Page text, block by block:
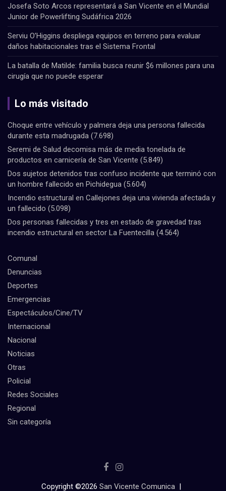
Josefa Soto Arcos representará a San Vicente en el Mundial
Junior de Powerlifting Sudáfrica 2026
Serviu O’Higgins despliega equipos en terreno para evaluar
daños habitacionales tras el Sistema Frontal
La batalla de Matilde: familia busca reunir $6 millones para una
cirugía que no puede esperar
Lo más visitado
Choque entre vehículo y palmera deja una persona fallecida
durante esta madrugada (7.698)
Seremi de Salud decomisa más de media tonelada de
productos en carnicería de San Vicente (5.849)
Dos sujetos detenidos tras confuso incidente que terminó con
un hombre fallecido en Pichidegua (5.604)
Incendio estructural en Callejones deja una vivienda afectada y
un fallecido (5.098)
Dos personas fallecidas y tres en estado de gravedad tras
incendio estructural en sector La Fuentecilla (4.564)
Comunal
Denuncias
Deportes
Emergencias
Espectáculos/Cine/TV
Internacional
Nacional
Noticias
Otras
Policial
Redes Sociales
Regional
Sin categoría
Copyright ©2026 San Vicente Comunica